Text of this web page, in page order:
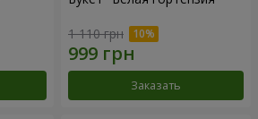
1 110 грн
Заказать